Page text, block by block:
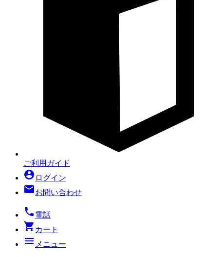
ご利用ガイド
account_circle ログイン
mailお問い合わせ
local_phone 電話
shopping_cart カート
menu メニュー